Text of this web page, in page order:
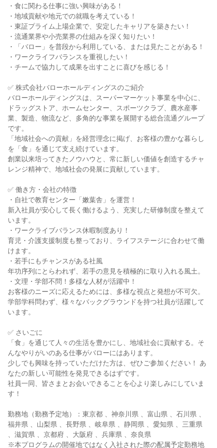
・食に関わる仕事に強い興味がある！
・地域貢献や地元での就職を考えている！
・東証プライム上場企業で、安定したキャリアを築きたい！
・流通業界や小売業界の仕組みを深く知りたい！
・「バロー」を普段から利用している、または見たことがある！
・ワークライフバランスを重視したい！
・チームで協力して成果を出すことに喜びを感じる！
✅ 株式会社バローホールディングスのご紹介
バローホールディングスは、スーパーマーケット事業を中心に、
ドラッグストア、ホームセンター、スポーツクラブ、農水産事
業、製造、物流など、多角的な事業を展開する総合流通グループ
です。
「地域社会への貢献」を経営理念に掲げ、お客様の豊かな暮らし
を「食」を通じて支え続けています。
創業以来培ってきたノウハウと、常に新しい価値を創造するチャ
レンジ精神で、地域社会の発展に貢献しています。
✅ 働き方・会社の特徴
・自社で教育センター「嫩葉舎」を運営！
新入社員が安心して長く働けるよう、充実した研修制度を整えて
います。
・ワークライブバランス休暇制度あり！
育児・介護支援制度も整っており、ライフステージに合わせて働
けます。
・若手にもチャンスがある社風
年功序列にとらわれず、若手の意見を積極的に取り入れる風土。
・文理・学部不問！多様な人材が活躍中！
お客様のニーズに応えるためには、多様な視点と発想が不可欠。
学部学科問わず、様々なバックグラウンドを持つ社員が活躍して
います。
✅ さいごに
「食」を通じて人々の生活を豊かにし、地域社会に貢献する。そ
んなやりがいのある仕事がバローにはあります。
少しでも興味を持っていただけた方は、ぜひご参加ください！ あ
なたの新しい可能性を発見できるはずです。
社員一同、皆さまとお会いできることを心より楽しみにしていま
す！
勤務地（勤務予定地）：東京都 、神奈川県 、富山県 、石川県 、
福井県 、山梨県 、長野県 、岐阜県 、静岡県 、愛知県 、三重県
、滋賀県 、京都府 、大阪府 、兵庫県 、奈良県
※本プログラムの開催地ではなく⼊社された際の配属予定勤務地